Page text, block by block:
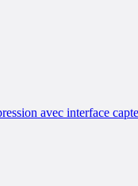
avec interface